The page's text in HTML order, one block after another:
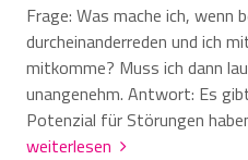
Frage: Was mache ich, wenn
durcheinanderreden und ich
mitkomme? Muss ich dann
unangenehm. Antwort: Es
Potenzial für Störungen
weiterlesen